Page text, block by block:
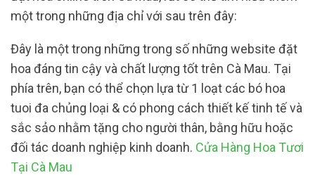
một trong những địa chỉ với sau trên đây:
Đây là một trong những trong số những website đặt
hoa đáng tin cậy và chất lượng tốt trên Cà Mau. Tại
phía trên, bạn có thể chọn lựa từ 1 loạt các bó hoa
tuoi đa chủng loại & có phong cách thiết kế tinh tế và
sắc sảo nhằm tặng cho người thân, bằng hữu hoặc
đối tác doanh nghiệp kinh doanh. Cửa Hàng Hoa Tươi
Tại Cà Mau